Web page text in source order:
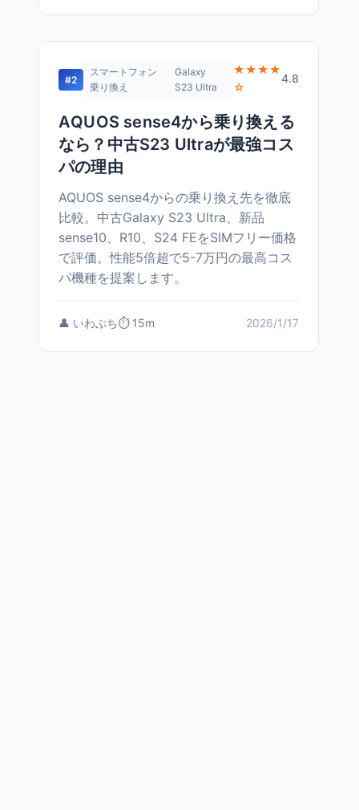
#2
スマートフォン
乗り換え
Galaxy
S23 Ultra
★★★★
☆
4.8
AQUOS sense4から乗り換える
なら？中古S23 Ultraが最強コス
パの理由
AQUOS sense4からの乗り換え先を徹底
比較。中古Galaxy S23 Ultra、新品
sense10、R10、S24 FEをSIMフリー価格
で評価。性能5倍超で5-7万円の最高コス
パ機種を提案します。
👤 いわぶち⏱️ 15m 2026/1/17